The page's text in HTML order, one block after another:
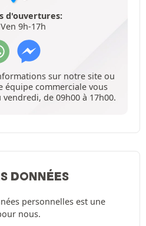
d'ouvertures:
9h-17h
sur notre site ou
équipe commerciale vous
de 09h00 à 17h00.
DONNÉES
personnelles est une
nous.